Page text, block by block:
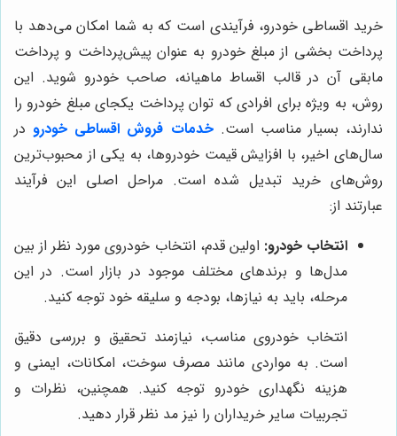
خرید اقساطی خودرو، فرآیندی است که به شما امکان می‌دهد با
پرداخت بخشی از مبلغ خودرو به عنوان پیش‌پرداخت و پرداخت
مابقی آن در قالب اقساط ماهیانه، صاحب خودرو شوید. این
روش، به ویژه برای افرادی که توان پرداخت یکجای مبلغ خودرو را
ندارند، بسیار مناسب است.خدمات فروش اقساطی خودرو در
سال‌های اخیر، با افزایش قیمت خودروها، به یکی از محبوب‌ترین
روش‌های خرید تبدیل شده است. مراحل اصلی این فرآیند
عبارتند از:
انتخاب خودرو: اولین قدم، انتخاب خودروی مورد نظر از بین
مدل‌ها و برندهای مختلف موجود در بازار است. در این
مرحله، باید به نیازها، بودجه و سلیقه خود توجه کنید.
انتخاب خودروی مناسب، نیازمند تحقیق و بررسی دقیق
است. به مواردی مانند مصرف سوخت، امکانات، ایمنی و
هزینه نگهداری خودرو توجه کنید. همچنین، نظرات و
تجربیات سایر خریداران را نیز مد نظر قرار دهید.